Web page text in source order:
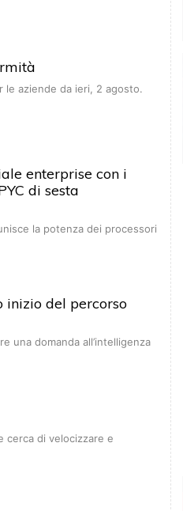
le aziende da ieri, 2 agosto.
enterprise con i
di sesta
la potenza dei processori
inizio del percorso
una domanda all’intelligenza
cerca di velocizzare e